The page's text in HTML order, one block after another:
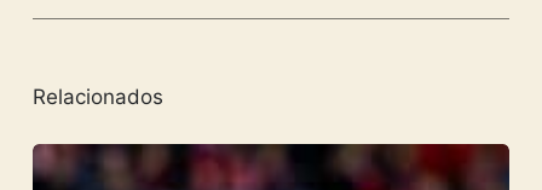
Relacionados